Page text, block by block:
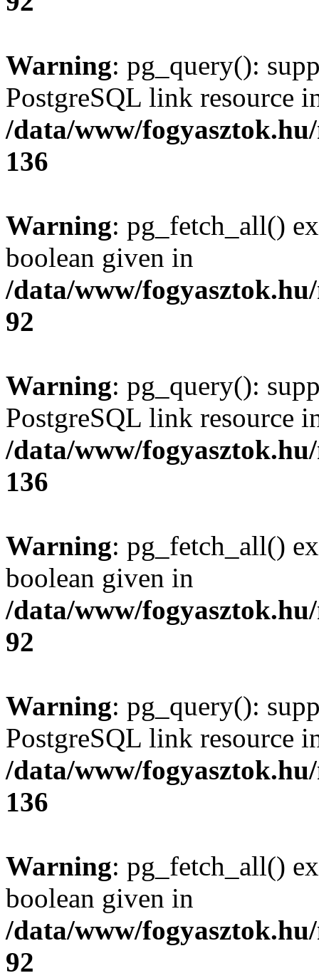
Warning: pg_query():
PostgreSQL link resource
/data/www/
136
Warning: pg_fetch_all()
boolean given in
/data/www/
92
Warning: pg_query():
PostgreSQL link resource
/data/www/
136
Warning: pg_fetch_all()
boolean given in
/data/www/
92
Warning: pg_query():
PostgreSQL link resource
/data/www/
136
Warning: pg_fetch_all()
boolean given in
/data/www/
92